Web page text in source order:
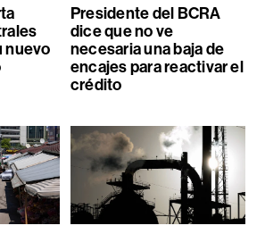
nuevo
Presidente del BCRA
dice que no ve
necesaria una baja de
encajes para reactivar el
crédito